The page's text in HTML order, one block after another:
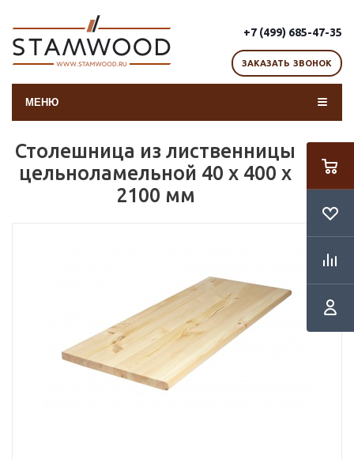
+7 (499) 685-47-35
ЗАКАЗАТЬ ЗВОНОК
МЕНЮ
Столешница из лиственницы
цельноламельной 40 х 400 х
2100 мм